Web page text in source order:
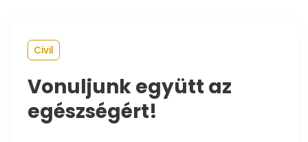
Civil
Vonuljunk együtt az
egészségért!